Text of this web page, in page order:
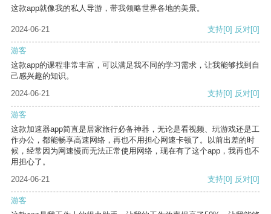
这款app就像我的私人导游，带我领略世界各地的美景。
2024-06-21 支持[0] 反对[0]
游客
这款app的课程非常丰富，可以满足我不同的学习需求，让我能够找到自
己感兴趣的知识。
2024-06-21
支持[0] 反对[0]
游客
这款加速器app简直是居家旅行必备神器，无论是看视频、玩游戏还是工
作办公，都能畅享高速网络，再也不用担心网速卡顿了。以前出差的时
候，经常因为网速慢而无法正常使用网络，现在有了这个app，我再也不
用担心了。
2024-06-21
支持[0] 反对[0]
游客